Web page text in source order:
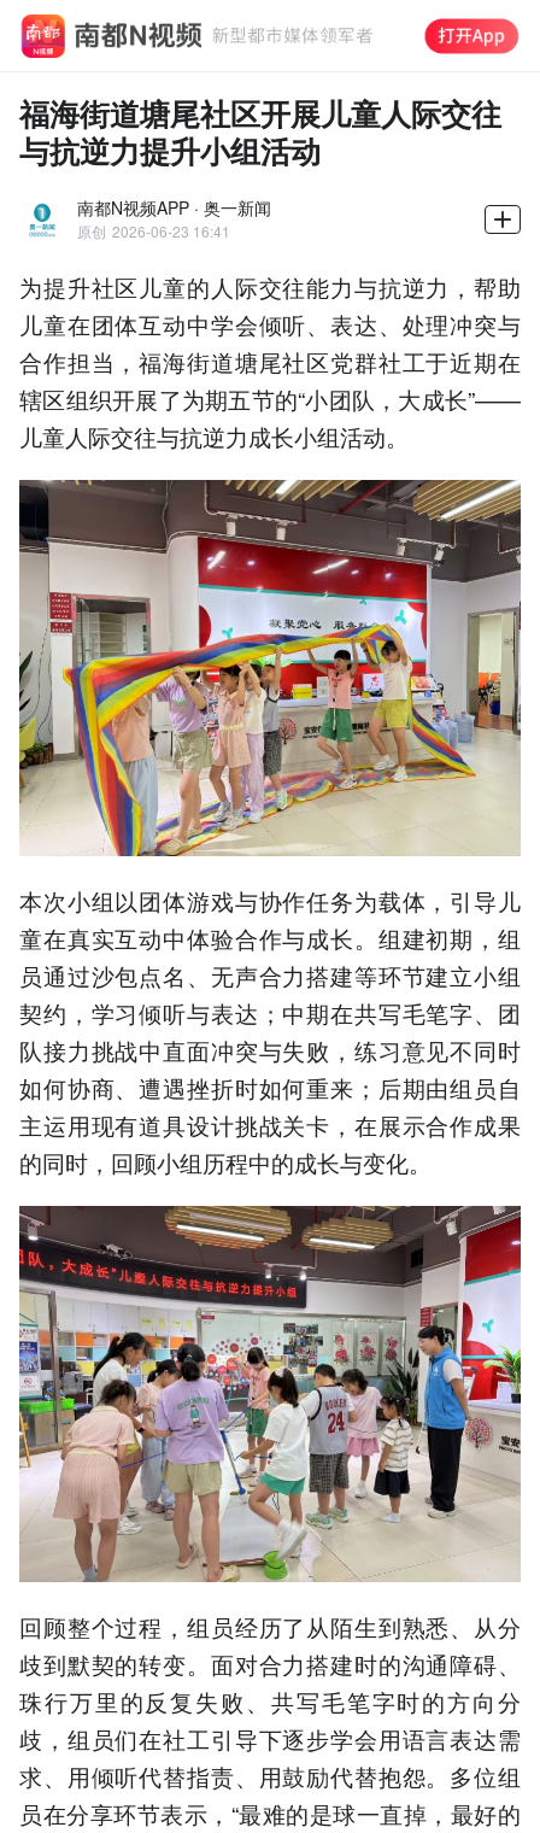
福海街道塘尾社区开展儿童人际交往
与抗逆力提升小组活动
南都N视频APP · 奥一新闻
原创 2026-06-23 16:41
为提升社区儿童的人际交往能力与抗逆力，帮助
儿童在团体互动中学会倾听、表达、处理冲突与
合作担当，福海街道塘尾社区党群社工于近期在
辖区组织开展了为期五节的“小团队，大成长”——
儿童人际交往与抗逆力成长小组活动。
本次小组以团体游戏与协作任务为载体，引导儿
童在真实互动中体验合作与成长。组建初期，组
员通过沙包点名、无声合力搭建等环节建立小组
契约，学习倾听与表达；中期在共写毛笔字、团
队接力挑战中直面冲突与失败，练习意见不同时
如何协商、遭遇挫折时如何重来；后期由组员自
主运用现有道具设计挑战关卡，在展示合作成果
的同时，回顾小组历程中的成长与变化。
回顾整个过程，组员经历了从陌生到熟悉、从分
歧到默契的转变。面对合力搭建时的沟通障碍、
珠行万里的反复失败、共写毛笔字时的方向分
歧，组员们在社工引导下逐步学会用语言表达需
求、用倾听代替指责、用鼓励代替抱怨。多位组
员在分享环节表示，“最难的是球一直掉，最好的